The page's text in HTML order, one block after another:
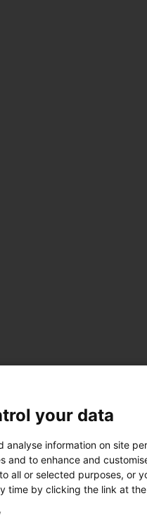
your data
analyse information on site
and to enhance and
all or selected purposes, or
time by clicking the link at